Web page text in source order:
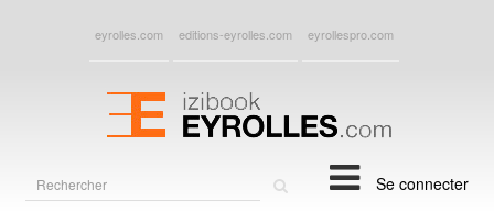
eyrolles.com editions-eyrolles.com eyrollespro.com
Se connecter